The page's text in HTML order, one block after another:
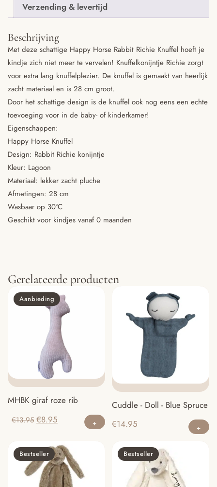
Verzending & levertijd
Beschrijving
Met deze schattige Happy Horse Rabbit Richie Knuffel hoeft je
kindje zich niet meer te vervelen! Knuffelkonijntje Richie zorgt
voor extra lang knuffelplezier. De knuffel is gemaakt van heerlijk
zacht materiaal en is 28 cm groot.
Door het schattige design is de knuffel ook nog eens een echte
toevoeging voor in de baby- of kinderkamer!
Eigenschappen:
Happy Horse Knuffel
Design: Rabbit Richie konijntje
Kleur: Lagoon
Materiaal: lekker zacht pluche
Afmetingen: 28 cm
Wasbaar op 30°C
Geschikt voor kindjes vanaf 0 maanden
Gerelateerde producten
Aanbieding
MHBK giraf roze rib
€13.95 Oorspronkelijke
was:
€13.95.
€8.95 Huidige
is:
€8.95.
Cuddle - Doll - Blue Spruce
€14.95
Bestseller Bestseller